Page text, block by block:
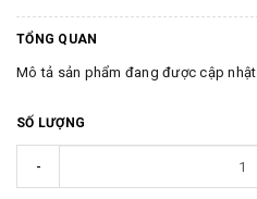
TỔNG QUAN
Mô tả sản phẩm đang được cập nhật
SỐ LƯỢNG
-